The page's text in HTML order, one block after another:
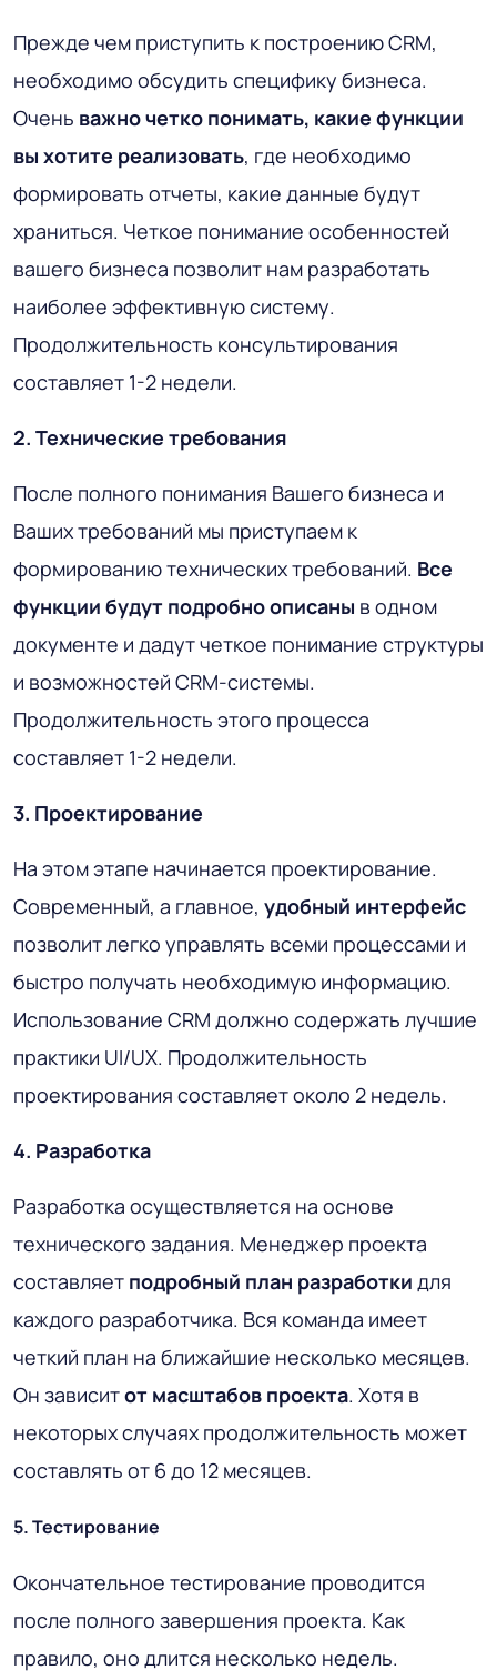
Прежде чем приступить к построению CRM,
необходимо обсудить специфику бизнеса.
Очень важно четко понимать, какие функции
вы хотите реализовать, где необходимо
формировать отчеты, какие данные будут
храниться. Четкое понимание особенностей
вашего бизнеса позволит нам разработать
наиболее эффективную систему.
Продолжительность консультирования
составляет 1-2 недели.
2. Технические требования
После полного понимания Вашего бизнеса и
Ваших требований мы приступаем к
формированию технических требований. Все
функции будут подробно описаны в одном
документе и дадут четкое понимание структуры
и возможностей CRM-системы.
Продолжительность этого процесса
составляет 1-2 недели.
3. Проектирование
На этом этапе начинается проектирование.
Современный, а главное, удобный интерфейс
позволит легко управлять всеми процессами и
быстро получать необходимую информацию.
Использование CRM должно содержать лучшие
практики UI/UX. Продолжительность
проектирования составляет около 2 недель.
4. Разработка
Разработка осуществляется на основе
технического задания. Менеджер проекта
составляет подробный план разработки для
каждого разработчика. Вся команда имеет
четкий план на ближайшие несколько месяцев.
Он зависитот масштабов проекта. Хотя в
некоторых случаях продолжительность может
составлять от 6 до 12 месяцев.
5. Тестирование
Окончательное тестирование проводится
после полного завершения проекта. Как
правило, оно длится несколько недель.